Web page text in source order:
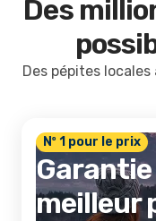
Des
Des pépites
Nº 1 pour le prix
Garantie
meilleur